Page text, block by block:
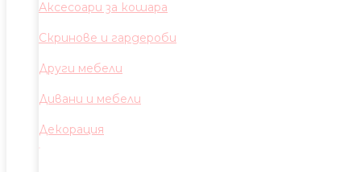
Аксесоари за кошара
Скринове и гардероби
Други мебели
Дивани и мебели
Декорация